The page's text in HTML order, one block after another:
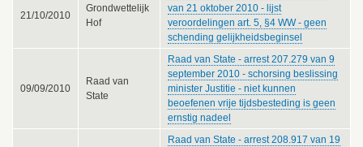
21/10/2010
Grondwettelijk
Hof
van 21 oktober 2010 - lijst
veroordelingen art. 5, §4 WW - geen
schending gelijkheidsbeginsel
09/09/2010
Raad van
State
Raad van State - arrest 207.279 van 9
september 2010 - schorsing beslissing
minister Justitie - niet kunnen
beoefenen vrije tijdsbesteding is geen
ernstig nadeel
Raad van State - arrest 208.917 van 19